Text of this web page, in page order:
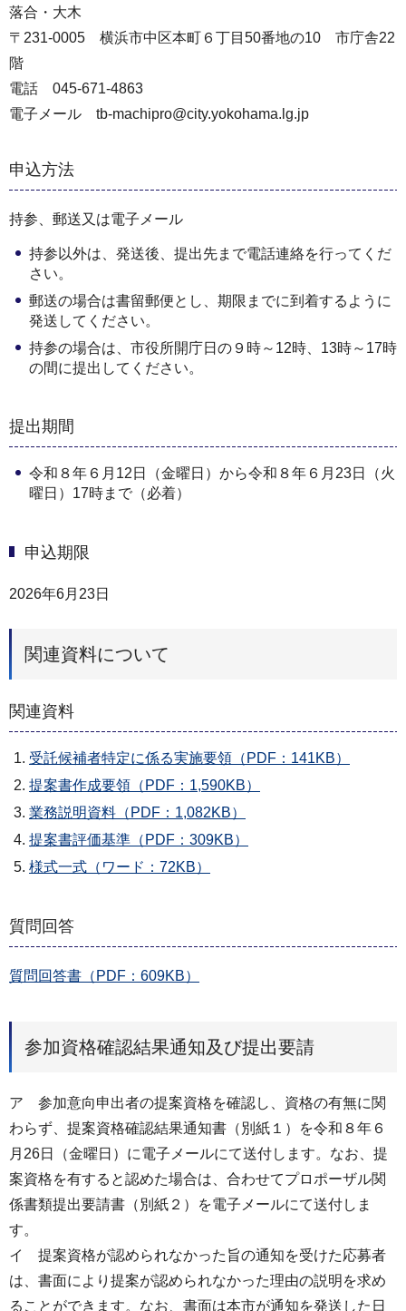
落合・大木
〒231-0005 横浜市中区本町６丁目50番地の10 市庁舎22
階
電話 045-671-4863
電子メール tb-machipro@city.yokohama.lg.jp
申込方法
持参、郵送又は電子メール
持参以外は、発送後、提出先まで電話連絡を行ってくだ
さい。
郵送の場合は書留郵便とし、期限までに到着するように
発送してください。
持参の場合は、市役所開庁日の９時～12時、13時～17時
の間に提出してください。
提出期間
令和８年６月12日（金曜日）から令和８年６月23日（火
曜日）17時まで（必着）
申込期限
2026年6月23日
関連資料について
関連資料
受託候補者特定に係る実施要領（PDF：141KB）
提案書作成要領（PDF：1,590KB）
業務説明資料（PDF：1,082KB）
提案書評価基準（PDF：309KB）
様式一式（ワード：72KB）
質問回答
質問回答書（PDF：609KB）
参加資格確認結果通知及び提出要請
ア 参加意向申出者の提案資格を確認し、資格の有無に関
わらず、提案資格確認結果通知書（別紙１）を令和８年６
月26日（金曜日）に電子メールにて送付します。なお、提
案資格を有すると認めた場合は、合わせてプロポーザル関
係書類提出要請書（別紙２）を電子メールにて送付しま
す。
イ 提案資格が認められなかった旨の通知を受けた応募者
は、書面により提案が認められなかった理由の説明を求め
ることができます。なお、書面は本市が通知を発送した日